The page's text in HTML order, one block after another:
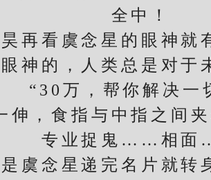
全中！
看虞念星的眼神就
的，人类总是对于
万，帮你解决一
食指与中指之间夹
专业捉鬼……相面
念星递完名片就转